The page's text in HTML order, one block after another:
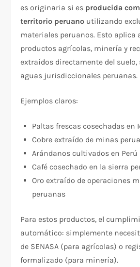
es originaria si es producida
territorio peruano utilizando
materiales peruanos. Esto aplica
productos agrícolas, minería y
extraídos directamente del suelo,
aguas jurisdiccionales peruanas.​
Ejemplos claros:
Paltas frescas cosechadas en
Cobre extraído de minas
Arándanos cultivados en Perú
Café cosechado en la sierra
Oro extraído de operaciones
peruanas
Para estos productos, el
automático: simplemente
de SENASA (para agrícolas) o
formalizado (para minería).​